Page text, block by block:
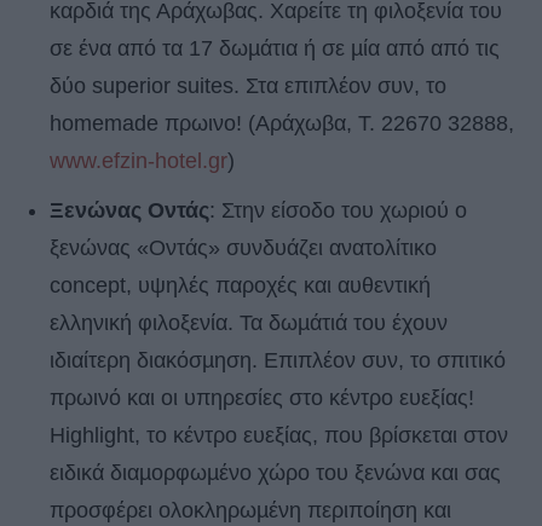
καρδιά της Αράχωβας. Χαρείτε τη φιλοξενία του
σε ένα από τα 17 δωµάτια ή σε µία από από τις
δύο superior suites. Στα επιπλέον συν, το
homemade πρωινο! (Αράχωβα, Τ. 22670 32888,
www.efzin-hotel.gr)
Ξενώνας Οντάς: Στην είσοδο του χωριού ο
ξενώνας «Οντάς» συνδυάζει ανατολίτικο
concept, υψηλές παροχές και αυθεντική
ελληνική φιλοξενία. Τα δωµάτιά του έχουν
ιδιαίτερη διακόσµηση. Επιπλέον συν, το σπιτικό
πρωινό και οι υπηρεσίες στο κέντρο ευεξίας!
Highlight, το κέντρο ευεξίας, που βρίσκεται στον
ειδικά διαµορφωµένο χώρο του ξενώνα και σας
προσφέρει ολοκληρωµένη περιποίηση και